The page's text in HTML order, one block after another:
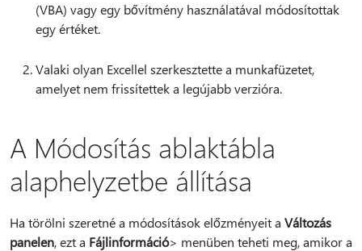
(VBA) vagy egy bővítmény használatával módosítottak
egy értéket.
Valaki olyan Excellel szerkesztette a munkafüzetet,
amelyet nem frissítettek a legújabb verzióra.
A Módosítás ablaktábla
alaphelyzetbe állítása
Ha törölni szeretné a módosítások előzményeit a Változás
panelen, ezt a Fájlinformáció> menüben teheti meg, amikor a